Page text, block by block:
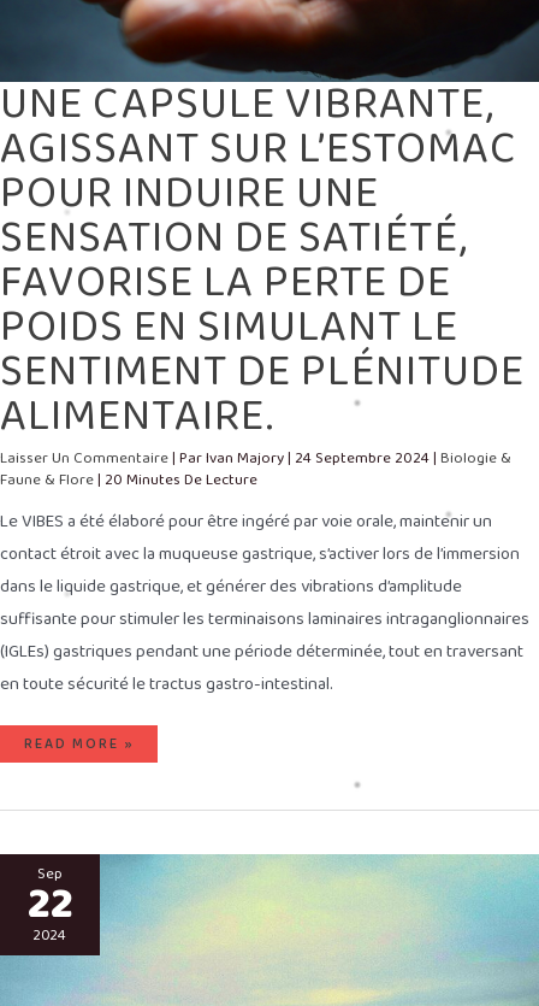
UNE CAPSULE VIBRANTE,
AGISSANT SUR L’ESTOMAC
POUR INDUIRE UNE
SENSATION DE SATIÉTÉ,
FAVORISE LA PERTE DE
POIDS EN SIMULANT LE
SENTIMENT DE PLÉNITUDE
ALIMENTAIRE.
Laisser Un Commentaire| ParIvan Majory| 24 Septembre 2024| Biologie &
Faune & Flore| 20 Minutes De Lecture
Le VIBES a été élaboré pour être ingéré par voie orale, maintenir un
contact étroit avec la muqueuse gastrique, s’activer lors de l’immersion
dans le liquide gastrique, et générer des vibrations d’amplitude
suffisante pour stimuler les terminaisons laminaires intraganglionnaires
(IGLEs) gastriques pendant une période déterminée, tout en traversant
en toute sécurité le tractus gastro-intestinal.
READ MORE »
Sep
22
2024
ENFOUISSEMENT
SOUS
LA
MER
DE
MATIÈRES
ORGANIQUES
COMPOSÉ